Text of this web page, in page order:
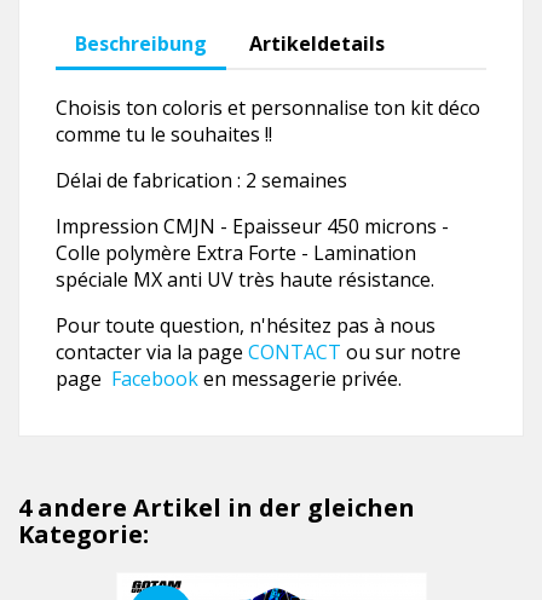
Beschreibung Artikeldetails
Choisis ton coloris et personnalise ton kit déco
comme tu le souhaites !!
Délai de fabrication : 2 semaines
Impression CMJN - Epaisseur 450 microns -
Colle polymère Extra Forte - Lamination
spéciale MX anti UV très haute résistance.
Pour toute question, n'hésitez pas à nous
contacter via la page CONTACT ou sur notre
page Facebooken messagerie privée.
4 andere Artikel in der gleichen
Kategorie: